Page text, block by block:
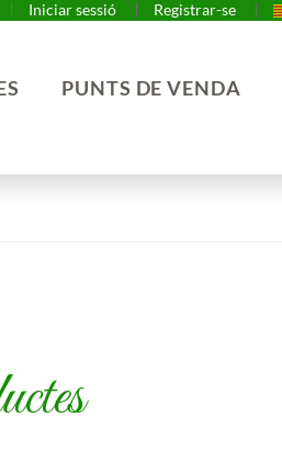
Iniciar sessió Registrar-se
PUNTS DE VENDA